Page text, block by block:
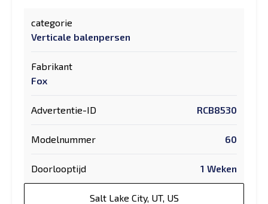
categorie
Verticale balenpersen
Fabrikant
Fox
Advertentie-ID RCB8530
Modelnummer 60
Doorlooptijd 1 Weken
Salt Lake City, UT, US